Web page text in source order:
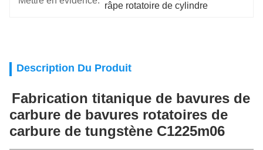
râpe rotatoire de cylindre
Description Du Produit
Fabrication titanique de bavures de
carbure de bavures rotatoires de
carbure de tungstène C1225m06